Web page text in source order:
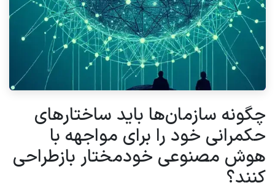
چگونه سازمان‌ها باید ساختارهای
حکمرانی خود را برای مواجهه با
هوش مصنوعی خودمختار بازطراحی
کنند؟